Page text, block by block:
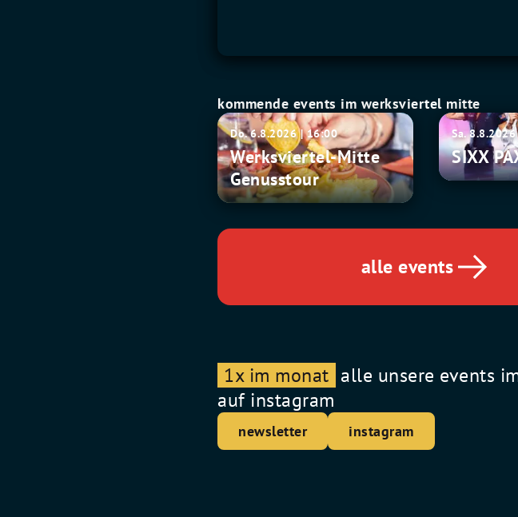
kommende events im werksviertel mitte
Werksviertel-
Mitte
Genusstour
Do. 6.8.2026 | 16:00
Werksviertel-Mitte
Genusstour
SIXX
PAXX
Sa.
SIXX
alle events
1x im monat alle unsere events
auf instagram
newsletter instagram